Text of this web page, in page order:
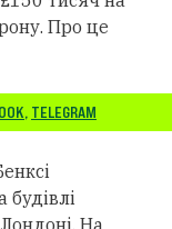
Про це
, TELEGRAM
будівлі
На